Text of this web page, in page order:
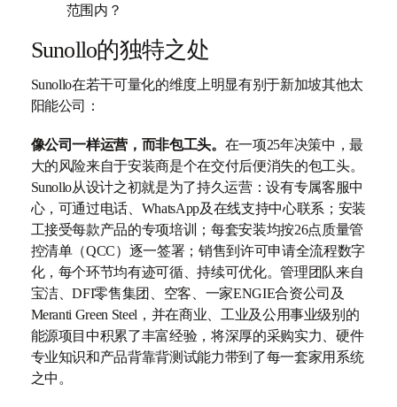
范围内？
Sunollo的独特之处
Sunollo在若干可量化的维度上明显有别于新加坡其他太
阳能公司：
像公司一样运营，而非包工头。 在一项25年决策中，最
大的风险来自于安装商是个在交付后便消失的包工头。
Sunollo从设计之初就是为了持久运营：设有专属客服中
心，可通过电话、WhatsApp及在线支持中心联系；安装
工接受每款产品的专项培训；每套安装均按26点质量管
控清单（QCC）逐一签署；销售到许可申请全流程数字
化，每个环节均有迹可循、持续可优化。管理团队来自
宝洁、DFI零售集团、空客、一家ENGIE合资公司及
Meranti Green Steel，并在商业、工业及公用事业级别的
能源项目中积累了丰富经验，将深厚的采购实力、硬件
专业知识和产品背靠背测试能力带到了每一套家用系统
之中。